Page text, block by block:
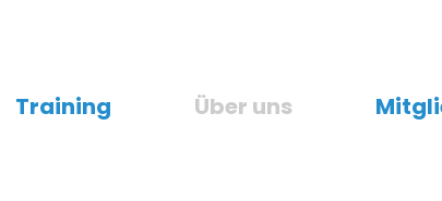
Training Über uns